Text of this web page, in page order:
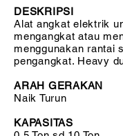
DESKRIPSI
Alat angkat elektrik
mengangkat atau
menggunakan rantai
pengangkat. Heavy
ARAH GERAKAN
Naik Turun
KAPASITAS